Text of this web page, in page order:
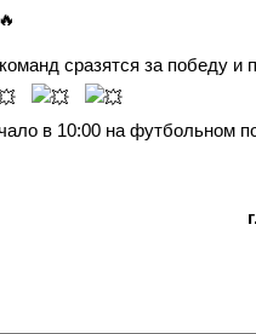
сразятся за победу
в 10:00 на футбольном